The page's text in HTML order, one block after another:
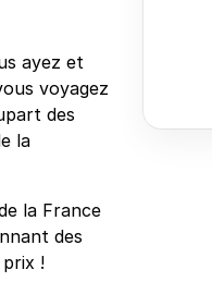
ayez et
voyagez
des
la
la France
des
!